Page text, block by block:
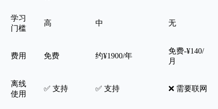
学习
门槛
高 中 无
费用 免费 约¥1900/年
免费-¥140/
月
离线
使用
✅ 支持 ✅ 支持 ❌ 需要联网